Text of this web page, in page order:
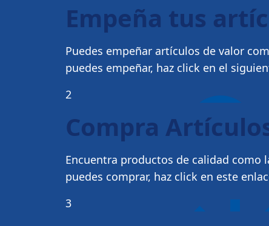
Empeña tus
Puedes empeñar artículos de valor
puedes empeñar, haz click en el
2
Compra
Encuentra productos de calidad como
puedes comprar, haz click en este
3